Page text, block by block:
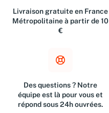
Livraison gratuite en France
Métropolitaine à partir de 10
€
Des questions ? Notre
équipe est là pour vous et
répond sous 24h ouvrées.